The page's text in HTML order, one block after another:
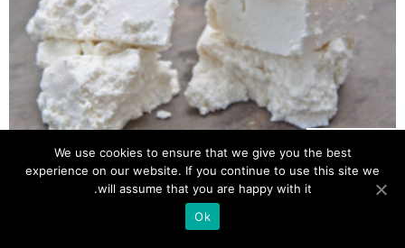
كل ما تريد معرفته عن جبن الفيتا
Ahmad
We use cookies to ensure that we give you the best
experience on our website. If you continue to use this site we
will assume that you are happy with it.
Ok